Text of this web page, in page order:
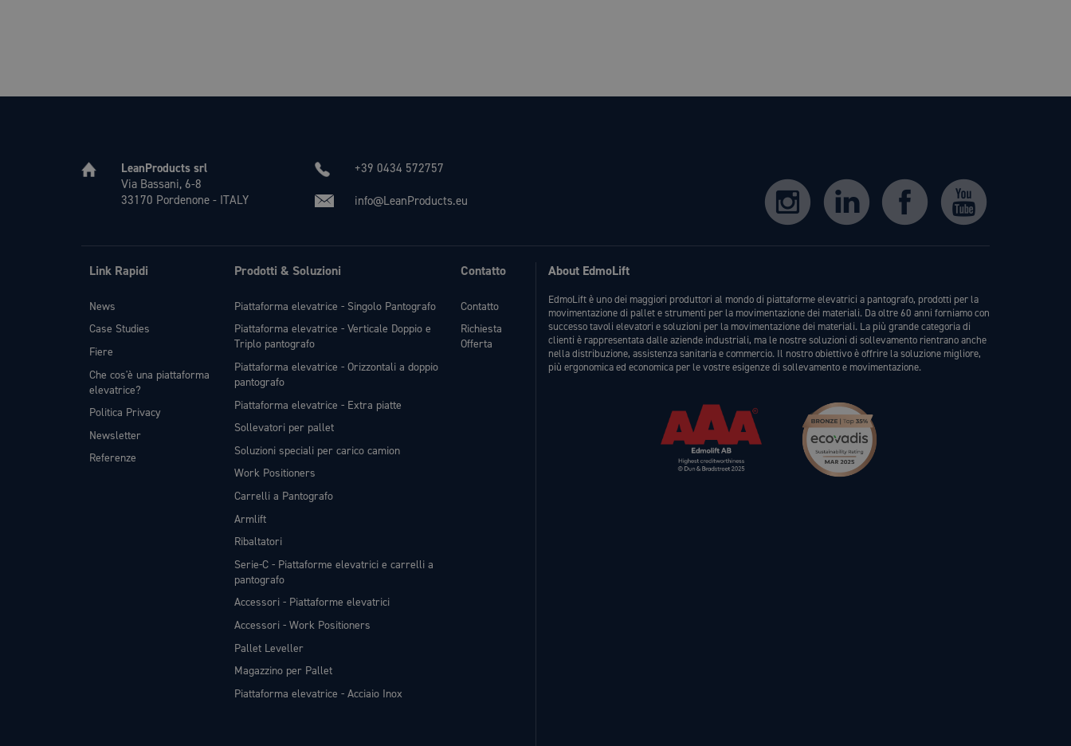
LeanProducts srl
Via Bassani, 6-8
33170 Pordenone - ITALY
+39 0434 572757
info@LeanProducts.eu
Link Rapidi
News
Case Studies
Fiere
Che cos'è una piattaforma
elevatrice?
Politica Privacy
Newsletter
Referenze
Prodotti & Soluzioni
Piattaforma elevatrice - Singolo Pantografo
Piattaforma elevatrice - Verticale Doppio e
Triplo pantografo
Piattaforma elevatrice - Orizzontali a doppio
pantografo
Piattaforma elevatrice - Extra piatte
Sollevatori per pallet
Soluzioni speciali per carico camion
Work Positioners
Carrelli a Pantografo
Armlift
Ribaltatori
Serie-C - Piattaforme elevatrici e carrelli a
pantografo
Accessori - Piattaforme elevatrici
Accessori - Work Positioners
Pallet Leveller
Magazzino per Pallet
Piattaforma elevatrice - Acciaio Inox
Contatto
Contatto
Richiesta
Offerta
About EdmoLift
EdmoLift è uno dei maggiori produttori al mondo di piattaforme elevatrici a pantografo, prodotti per la
movimentazione di pallet e strumenti per la movimentazione dei materiali. Da oltre 60 anni forniamo con
successo tavoli elevatori e soluzioni per la movimentazione dei materiali. La più grande categoria di
clienti è rappresentata dalle aziende industriali, ma le nostre soluzioni di sollevamento rientrano anche
nella distribuzione, assistenza sanitaria e commercio. Il nostro obiettivo è offrire la soluzione migliore,
più ergonomica ed economica per le vostre esigenze di sollevamento e movimentazione.